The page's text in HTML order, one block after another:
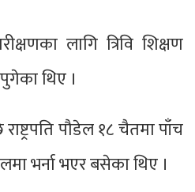
लागि त्रिवि शिक्षण
थिए ।
पौडेल १८ चैतमा पाँच
भर्ना भएर बसेका थिए ।